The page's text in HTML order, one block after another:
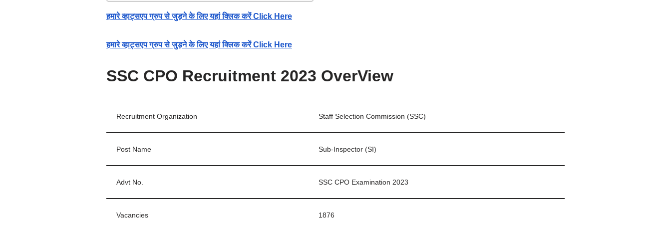
हमारे व्हाट्सएप ग्रुप से जुड़ने के लिए यहां क्लिक करें Click Here
हमारे व्हाट्सएप ग्रुप से जुड़ने के लिए यहां क्लिक करें ClickHere
SSC CPO Recruitment 2023 OverView
Recruitment Organization Staff Selection Commission (SSC)
Post Name Sub-Inspector (SI)
Advt No. SSC CPO Examination 2023
Vacancies 1876